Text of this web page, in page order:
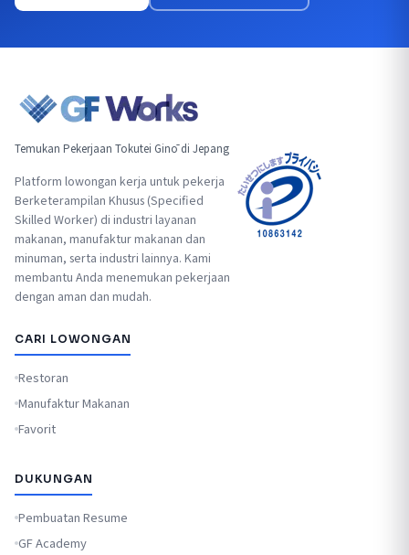
Temukan Pekerjaan Tokutei Ginō di Jepang
Platform lowongan kerja untuk pekerja
Berketerampilan Khusus (Specified
Skilled Worker) di industri layanan
makanan, manufaktur makanan dan
minuman, serta industri lainnya. Kami
membantu Anda menemukan pekerjaan
dengan aman dan mudah.
CARI LOWONGAN
Restoran
Manufaktur Makanan
Favorit
DUKUNGAN
Pembuatan Resume
GF Academy